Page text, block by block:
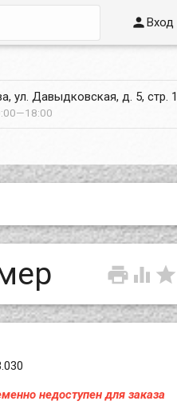
Вход
ул. Давыдковская, д. 5, стр. 1
  
недоступен для заказа